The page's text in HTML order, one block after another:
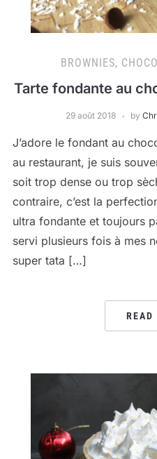
BROWNIES,
Tarte fondante au
29 août 2018 by
J’adore le fondant au
au restaurant, je suis
soit trop dense ou trop
contraire, c’est la
ultra fondante et toujours
servi plusieurs fois à mes
super tata […]
READ